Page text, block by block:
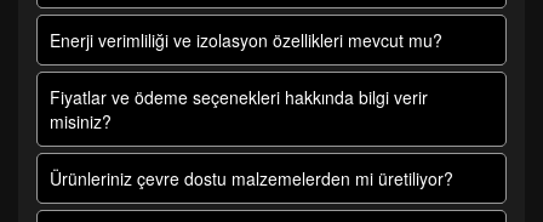
Enerji verimliliği ve izolasyon özellikleri mevcut mu?
Fiyatlar ve ödeme seçenekleri hakkında bilgi verir
misiniz?
Ürünleriniz çevre dostu malzemelerden mi üretiliyor?